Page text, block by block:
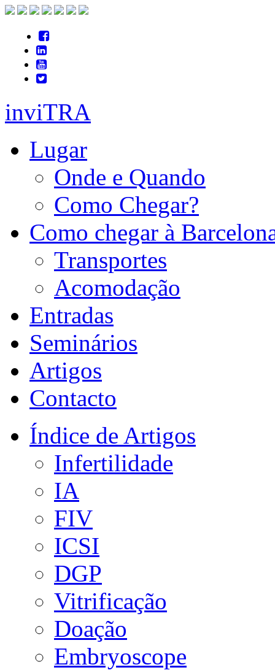
inviTRA
Lugar
Onde e Quando
Como Chegar?
Como chegar à
Transportes
Acomodação
Entradas
Seminários
Artigos
Contacto
Índice de Artigos
Infertilidade
IA
FIV
ICSI
DGP
Vitrificação
Doação
Embryoscope